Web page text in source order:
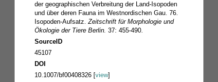
der geographischen Verbreitung der Land-Isopoden
und über deren Fauna im Westnordischen Gau. 76.
Isopoden-Aufsatz.Zeitschrift für Morphologie und
Ökologie der Tiere Berlin. 37: 455-490.
SourceID
45107
DOI
10.1007/bf00408326 [view]